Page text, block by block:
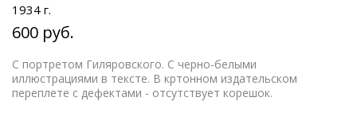
1934 г.
600 руб.
С портретом Гиляровского. С черно-белыми
иллюстрациями в тексте. В кртонном издательском
переплете с дефектами - отсутствует корешок.